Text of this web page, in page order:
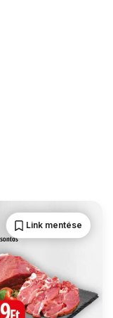
Link mentése